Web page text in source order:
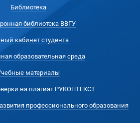
Библиотека
библиотека ВВГУ
кабинет студента
образовательная среда
материалы
на плагиат РУКОНТЕКСТ
профессионального образования